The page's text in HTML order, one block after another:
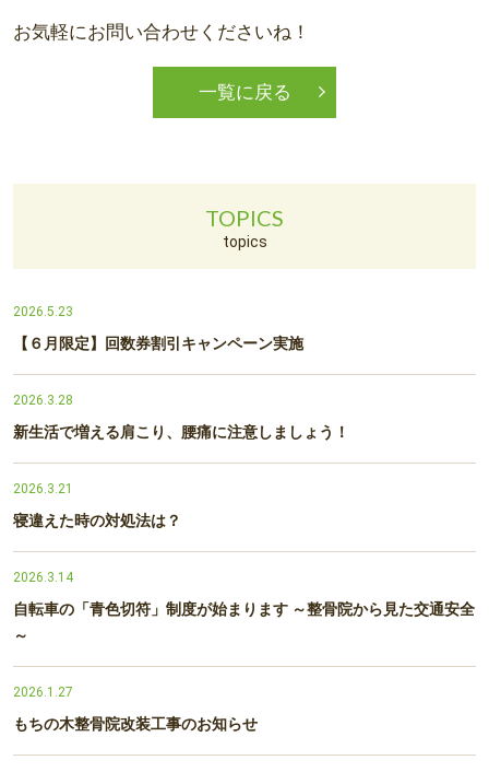
お気軽にお問い合わせくださいね！
一覧に戻る
TOPICS
topics
2026.5.23
【６月限定】回数券割引キャンペーン実施
2026.3.28
新生活で増える肩こり、腰痛に注意しましょう！
2026.3.21
寝違えた時の対処法は？
2026.3.14
自転車の「青色切符」制度が始まります ～整骨院から見た交通安全
～
2026.1.27
もちの木整骨院改装工事のお知らせ